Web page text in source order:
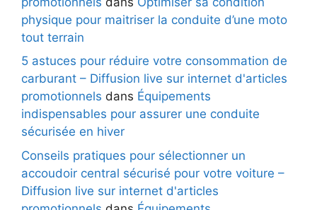
physique pour maitriser la conduite d’une moto
tout terrain
5 astuces pour réduire votre consommation de
carburant – Diffusion live sur internet d'articles
promotionnels dans Équipements
indispensables pour assurer une conduite
sécurisée en hiver
Conseils pratiques pour sélectionner un
accoudoir central sécurisé pour votre voiture –
Diffusion live sur internet d'articles